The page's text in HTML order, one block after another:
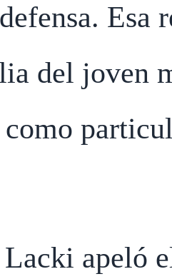
Esa
del joven
como
apeló